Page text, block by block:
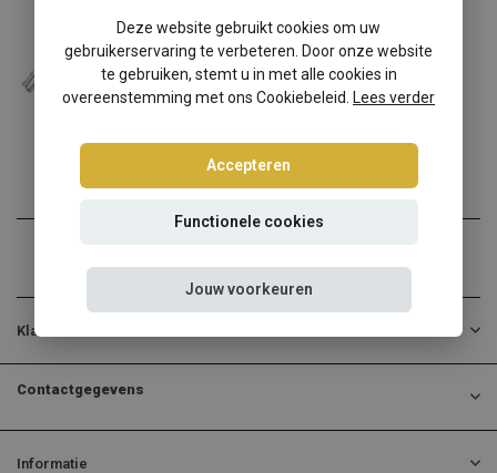
Opel Astra J schroefset
Opel Astra J? Kies dan vo...
€324,95
Klantenservice
Contactgegevens
Informatie
Deze website gebruikt cookies om uw
gebruikerservaring te verbeteren. Door onze website
te gebruiken, stemt u in met alle cookies in
overeenstemming met ons Cookiebeleid.
Lees verder
Accepteren
Functionele cookies
Jouw voorkeuren